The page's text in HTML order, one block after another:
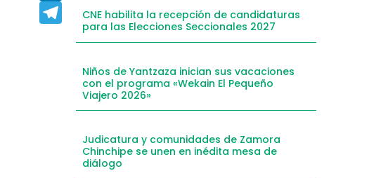
Telegram
CNE habilita la recepción de candidaturas
para las Elecciones Seccionales 2027
Niños de Yantzaza inician sus vacaciones
con el programa «Wekain El Pequeño
Viajero 2026»
Judicatura y comunidades de Zamora
Chinchipe se unen en inédita mesa de
diálogo